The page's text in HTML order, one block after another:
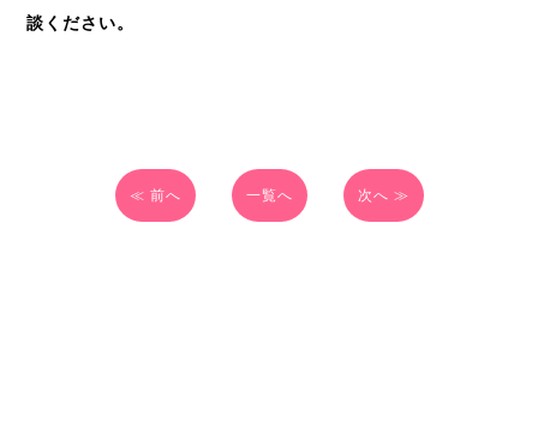
談ください。
≪ 前へ 一覧へ 次へ ≫